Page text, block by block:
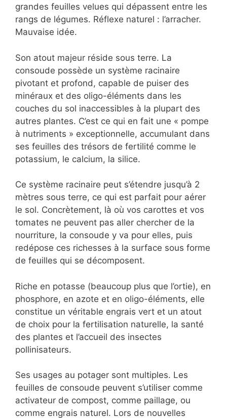
grandes feuilles velues qui dépassent entre les
rangs de légumes. Réflexe naturel : l’arracher.
Mauvaise idée.
Son atout majeur réside sous terre. La
consoude possède un système racinaire
pivotant et profond, capable de puiser des
minéraux et des oligo-éléments dans les
couches du sol inaccessibles à la plupart des
autres plantes. C’est ce qui en fait une « pompe
à nutriments » exceptionnelle, accumulant dans
ses feuilles des trésors de fertilité comme le
potassium, le calcium, la silice.
Ce système racinaire peut s’étendre jusqu’à 2
mètres sous terre, ce qui est parfait pour aérer
le sol. Concrètement, là où vos carottes et vos
tomates ne peuvent pas aller chercher de la
nourriture, la consoude y va pour elles, puis
redépose ces richesses à la surface sous forme
de feuilles qui se décomposent.
Riche en potasse (beaucoup plus que l’ortie), en
phosphore, en azote et en oligo-éléments, elle
constitue un véritable engrais vert et un atout
de choix pour la fertilisation naturelle, la santé
des plantes et l’accueil des insectes
pollinisateurs.
Ses usages au potager sont multiples. Les
feuilles de consoude peuvent s’utiliser comme
activateur de compost, comme paillage, ou
comme engrais naturel. Lors de nouvelles